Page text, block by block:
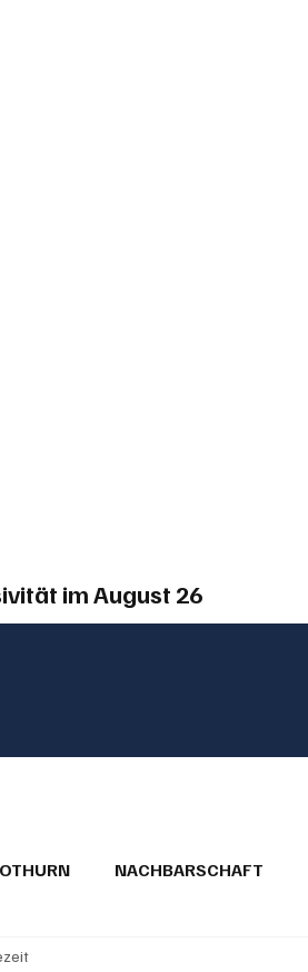
im August 26
NACHBARSCHAFT